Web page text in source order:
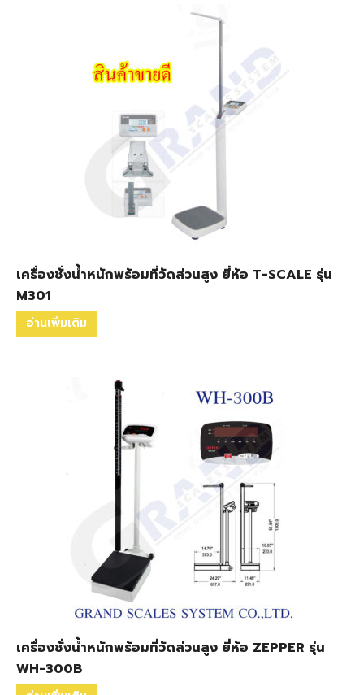
เครื่องชั่งน้ำหนักพร้อมที่วัดส่วนสูง ยี่ห้อ T-SCALE รุ่น
M301
อ่านเพิ่มเติม
เครื่องชั่งน้ำหนักพร้อมที่วัดส่วนสูง ยี่ห้อ ZEPPER รุ่น
WH-300B